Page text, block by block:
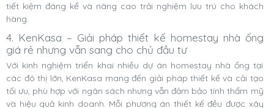
tiết kiệm đáng kể và nâng cao trải nghiệm lưu trú cho khách
hàng.
4. KenKasa – Giải pháp thiết kế homestay nhà ống
giá rẻ nhưng vẫn sang cho chủ đầu tư
Với kinh nghiệm triển khai nhiều dự án homestay nhà ống tại
các đô thị lớn, KenKasa mang đến giải pháp thiết kế và cải tạo
tối ưu, phù hợp với ngân sách nhưng vẫn đảm bảo tính thẩm mỹ
và hiệu quả kinh doanh. Mỗi phương án thiết kế đều được xây